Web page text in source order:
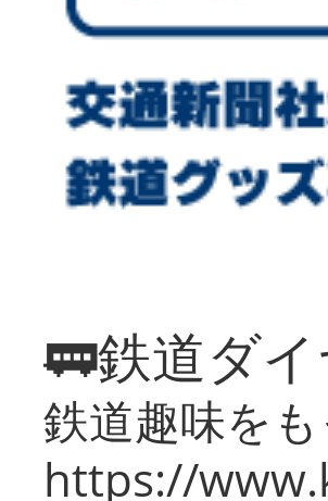
🚃鉄道ダ
鉄道趣味を
https://